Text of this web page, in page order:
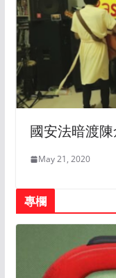
國安法暗渡
May 21, 2020
專欄